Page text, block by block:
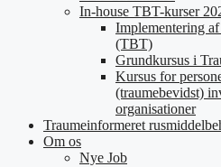
In-house TBT-kurser
Implementering
(TBT)
Grundkursus i
Kursus for
(traumebevidst)
organisationer
Traumeinformeret
Om os
Nye Job